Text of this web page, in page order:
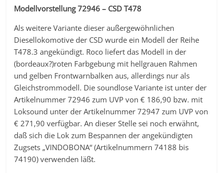
Modellvorstellung 72946 – CSD T478
Als weitere Variante dieser außergewöhnlichen
Diesellokomotive der CSD wurde ein Modell der Reihe
T478.3 angekündigt. Roco liefert das Modell in der
(bordeaux?)roten Farbgebung mit hellgrauen Rahmen
und gelben Frontwarnbalken aus, allerdings nur als
Gleichstrommodell. Die soundlose Variante ist unter der
Artikelnummer 72946 zum UVP von € 186,90 bzw. mit
Loksound unter der Artikelnummer 72947 zum UVP von
€ 271,90 verfügbar. An dieser Stelle sei noch erwähnt,
daß sich die Lok zum Bespannen der angekündigten
Zugsets „VINDOBONA“ (Artikelnummern 74188 bis
74190) verwenden läßt.